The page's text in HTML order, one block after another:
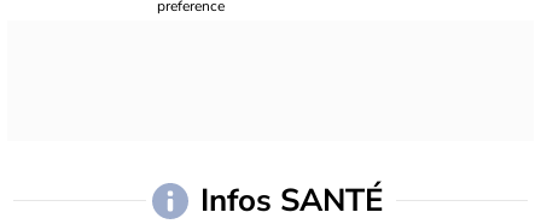
Infos SANTÉ